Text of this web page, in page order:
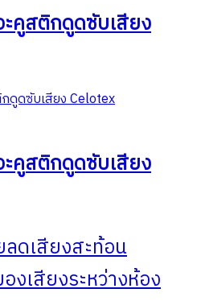
คูสติกดูดซับเสียง
คูสติกดูดซับเสียง
ดเสียงสะท้อน
งเสียงระหว่างห้อง